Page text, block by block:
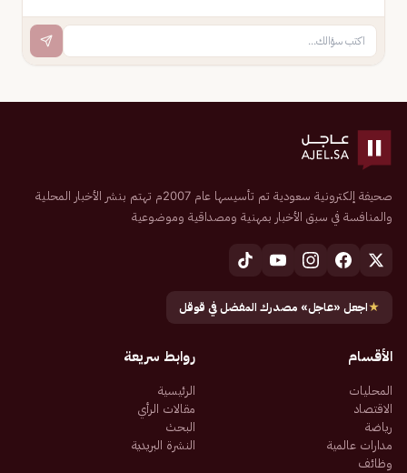
صحيفة إلكترونية سعودية تم تأسيسها عام 2007م تهتم بنشر الأخبار المحلية
والمنافسة في سبق الأخبار بمهنية ومصداقية وموضوعية
★اجعل «عاجل» مصدرك المفضل في قوقل
الأقسام
المحليات
الاقتصاد
رياضة
مدارات عالمية
وظائف
روابط سريعة
الرئيسية
مقالات الرأي
البحث
النشرة البريدية